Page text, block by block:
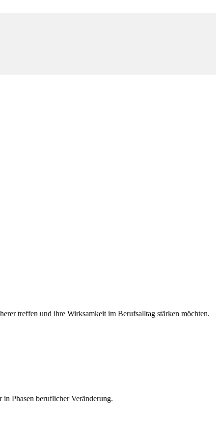
treffen und ihre Wirksamkeit im Berufsalltag stärken möchten.
Phasen beruflicher Veränderung.